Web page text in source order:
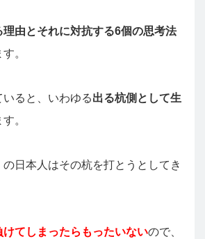
理由とそれに対抗する6個の思考法
。
ると、いわゆる出る杭側として生
。
日本人はその杭を打とうとしてき
けてしまったらもったいないので、